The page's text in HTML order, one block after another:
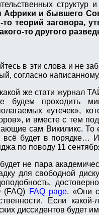
структур
Африки и бывшего
то теорий заговора,
то другого
в эти слова и не
согласно
же стати журнал
будем проходить
«утечек»,
и вместе с тем
сам Викиликс. То
всё будет в порядке…
по поводу 11
не пара
для свободной
FAQ page. «Они
Если какой-
диссидентов будет